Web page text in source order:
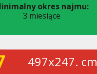
okres najmu:
3 miesiące
497x247. cm